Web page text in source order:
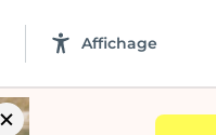
Affichage